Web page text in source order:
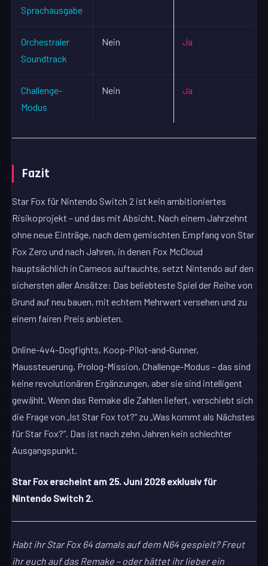
Sprachausgabe
Orchestraler
Soundtrack
Nein Ja
Challenge-
Modus
Nein Ja
Fazit
Star Fox für Nintendo Switch 2 ist kein ambitioniertes
Risikoprojekt – und das mit Absicht. Nach einem Jahrzehnt
ohne neue Einträge, nach dem gemischten Empfang von Star
Fox Zero und nach Jahren, in denen Fox McCloud
hauptsächlich in Cameos auftauchte, setzt Nintendo auf den
sichersten aller Ansätze: Das beliebteste Spiel der Reihe von
Grund auf neu bauen, mit echtem Mehrwert versehen und zu
einem fairen Preis anbieten.
Online-4v4-Dogfights, Koop-Pilot-and-Gunner,
Maussteuerung, Prolog-Mission, Challenge-Modus – das sind
keine revolutionären Ergänzungen, aber sie sind intelligent
gewählt. Wenn das Remake die Zahlen liefert, verschiebt sich
die Frage von „Ist Star Fox tot?“ zu „Was kommt als Nächstes
für Star Fox?“. Das ist nach zehn Jahren kein schlechter
Ausgangspunkt.
Star Fox erscheint am 25. Juni 2026 exklusiv für
Nintendo Switch 2.
Habt ihr Star Fox 64 damals auf dem N64 gespielt? Freut
ihr euch auf das Remake – oder hättet ihr lieber ein